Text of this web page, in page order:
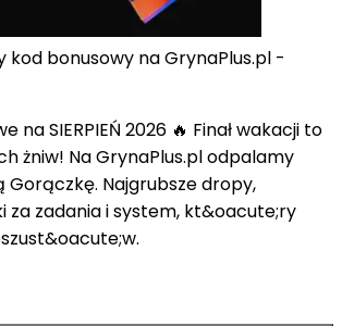
kod bonusowy na GrynaPlus.pl -
na SIERPIEŃ 2026 🔥 Finał wakacji to
żniw! Na GrynaPlus.pl odpalamy
Gorączkę. Najgrubsze dropy,
za zadania i system, kt&oacute;ry